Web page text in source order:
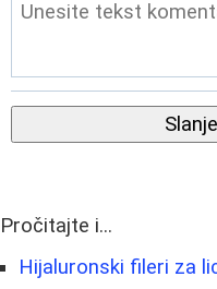
Pročitajte i...
Hijaluronski fileri za